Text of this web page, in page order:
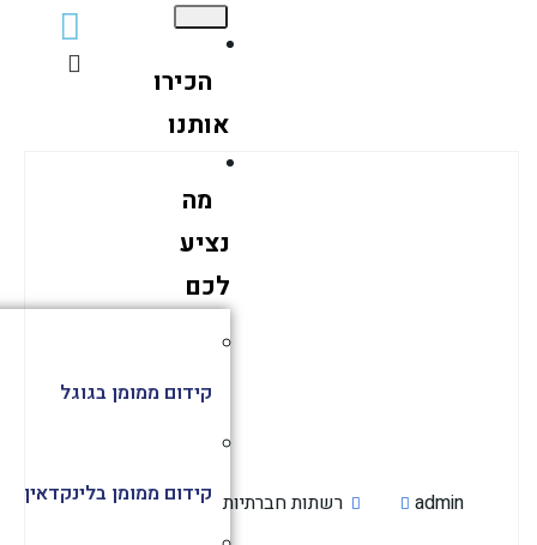
הכירו
אותנו
נציע
לכם
קידום ממומן בגוגל
קידום ממומן בלינקדאין admin רשתות חברתיות